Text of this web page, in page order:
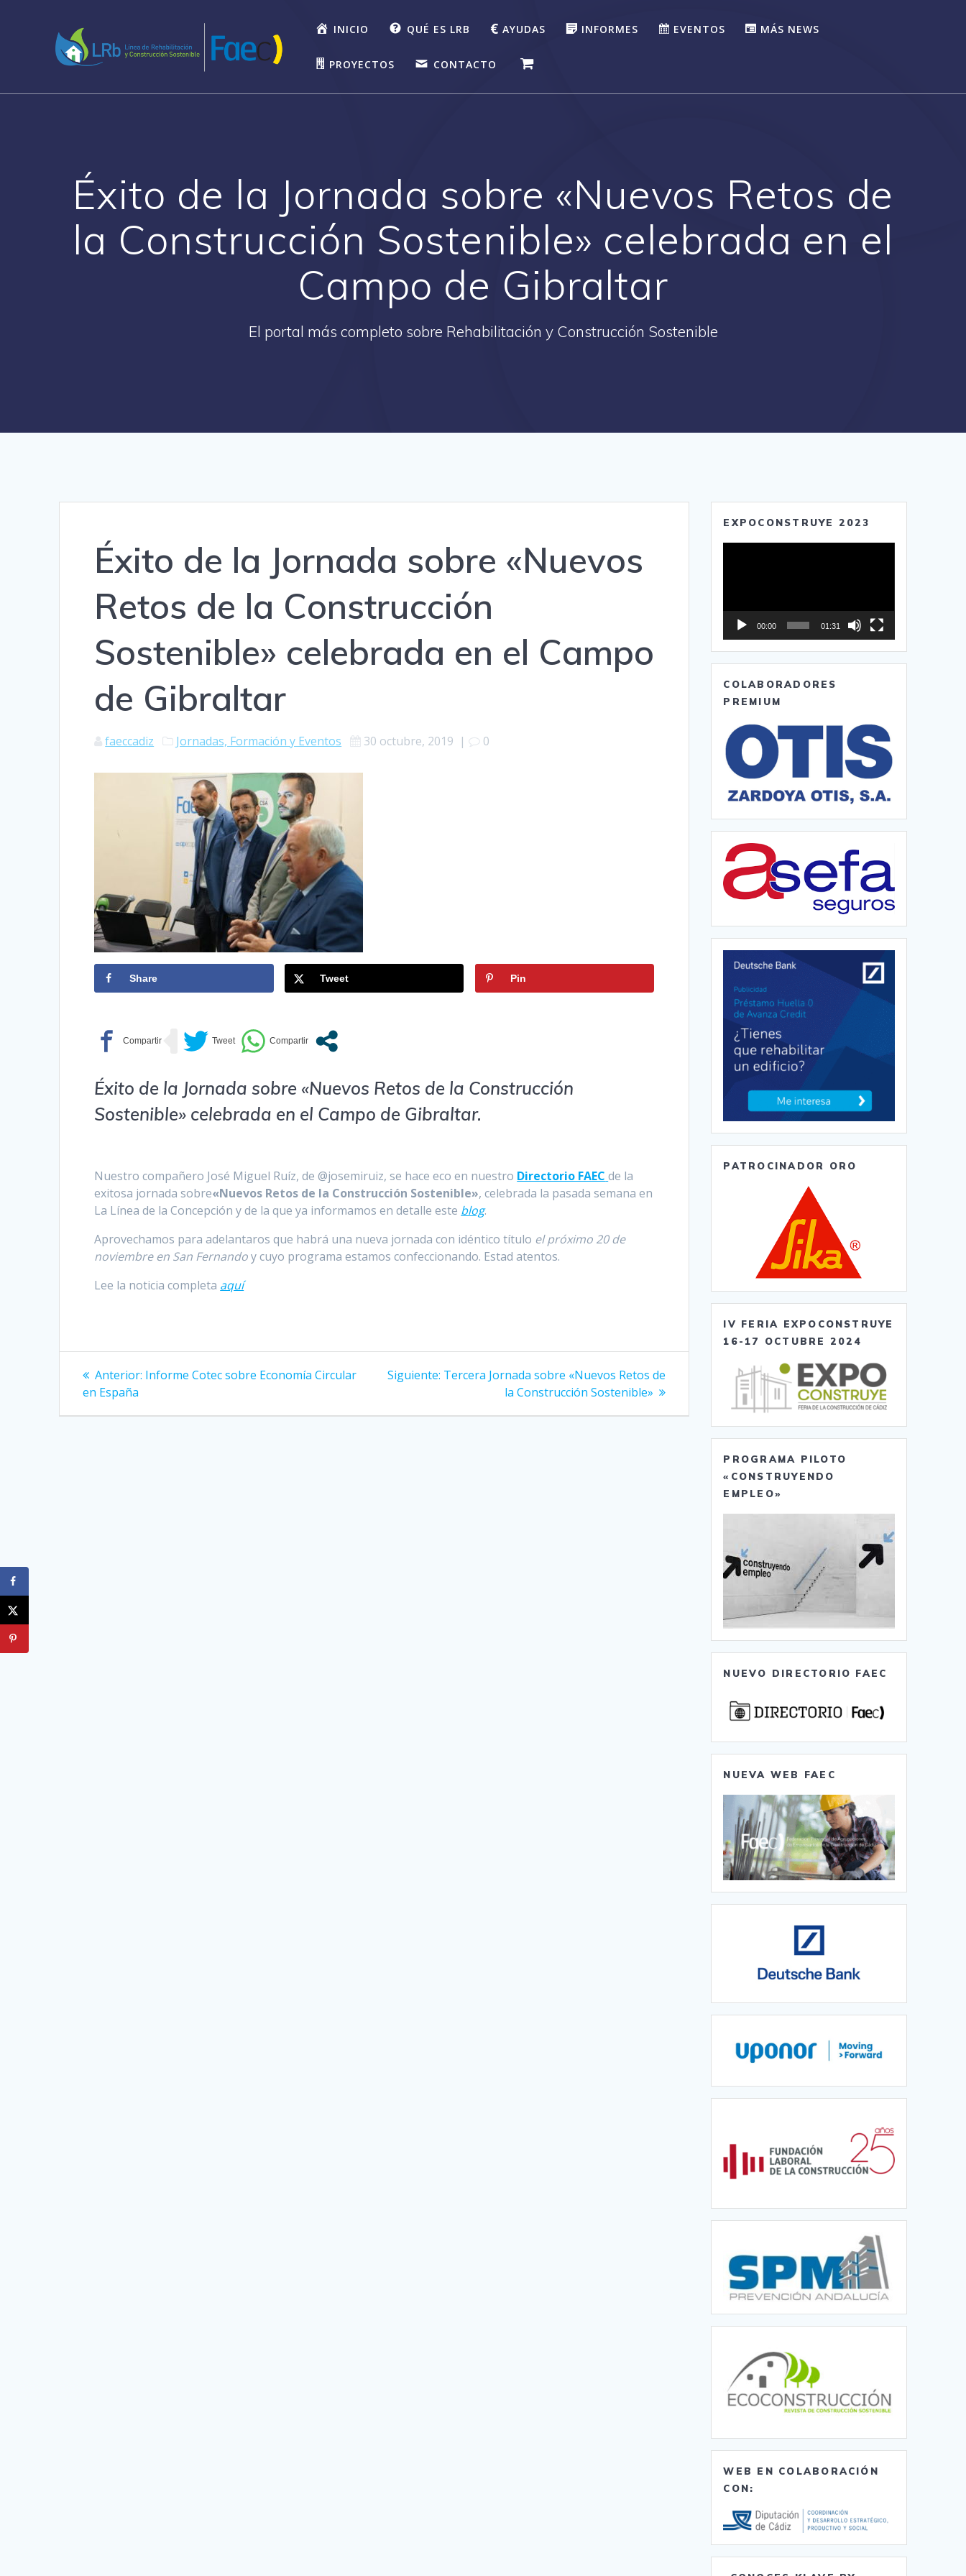
INICIO QUÉ ES LRB AYUDAS INFORMES EVENTOS MÁS NEWS
PROYECTOS CONTACTO
Éxito de la Jornada sobre «Nuevos Retos de
la Construcción Sostenible» celebrada en el
Campo de Gibraltar
El portal más completo sobre Rehabilitación y Construcción Sostenible
Éxito de la Jornada sobre «Nuevos
Retos de la Construcción
Sostenible» celebrada en el Campo
de Gibraltar
faeccadiz Jornadas, Formación y Eventos 30 octubre, 2019 | 0
Share Tweet Pin
Éxito de la Jornada sobre «Nuevos Retos de la Construcción
Sostenible» celebrada en el Campo de Gibraltar.
Nuestro compañero José Miguel Ruíz, de @josemiruiz, se hace eco en nuestro Directorio FAEC de la
exitosa jornada sobre«Nuevos Retos de la Construcción Sostenible», celebrada la pasada semana en
La Línea de la Concepción y de la que ya informamos en detalle este blog.
Aprovechamos para adelantaros que habrá una nueva jornada con idéntico título el próximo 20 de
noviembre en San Fernandoy cuyo programa estamos confeccionando. Estad atentos.
Lee la noticia completa aquí
Navegación
de
Anterior: Entrada
Informe Cotec sobre Economía Circular
en España
Siguiente: Siguiente
Tercera Jornada sobre «Nuevos Retos de
la Construcción Sostenible»
EXPOCONSTRUYE 2023
00:00 01:31
COLABORADORES
PREMIUM
PATROCINADOR ORO
IV FERIA EXPOCONSTRUYE
16-17 OCTUBRE 2024
PROGRAMA PILOTO
«CONSTRUYENDO
EMPLEO»
NUEVO DIRECTORIO FAEC
NUEVA WEB FAEC
WEB EN COLABORACIÓN
CON: